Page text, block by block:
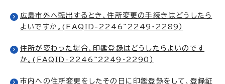
広島市外へ転出するとき、住所変更の手続きはどうしたら
よいですか。(FAQID-2246~2249・2289）
住所が変わった場合、印鑑登録はどうしたらよいのです
か。(FAQID-2246~2249・2290）
市内への住所変更をしたその日に印鑑登録をして、登録証